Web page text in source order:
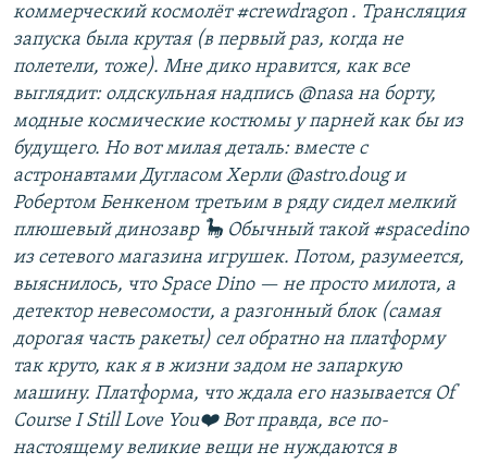
коммерческий космолёт #crewdragon . Трансляция
запуска была крутая (в первый раз, когда не
полетели, тоже). Мне дико нравится, как все
выглядит: олдскульная надпись @nasa на борту,
модные космические костюмы у парней как бы из
будущего. Но вот милая деталь: вместе с
астронавтами Дугласом Херли @astro.doug и
Робертом Бенкеном третьим в ряду сидел мелкий
плюшевый динозавр 🦕 Обычный такой #spacedino
из сетевого магазина игрушек. Потом, разумеется,
выяснилось, что Space Dino — не просто милота, а
детектор невесомости, а разгонный блок (самая
дорогая часть ракеты) сел обратно на платформу
так круто, как я в жизни задом не запаркую
машину. Платформа, что ждала его называется Of
Course I Still Love You❤️ Вот правда, все по-
настоящему великие вещи не нуждаются в